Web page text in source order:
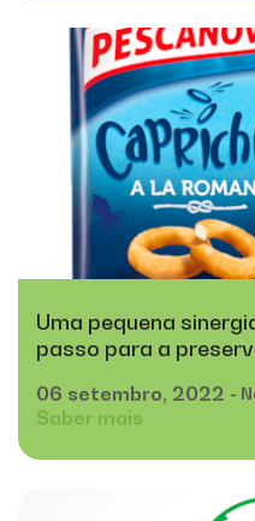
Uma pequena
passo para a
06 setembro, 2022 -
Saber mais